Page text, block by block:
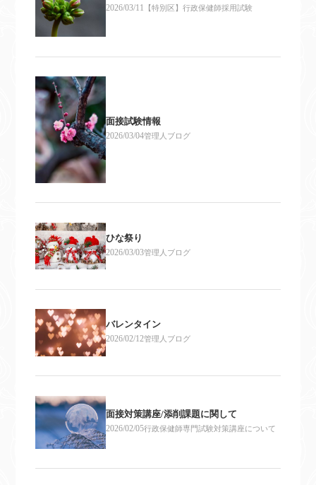
2026/03/11 【特別区】行政保健師採用試験
面接試験情報
2026/03/04管理人ブログ
ひな祭り
2026/03/03管理人ブログ
バレンタイン
2026/02/12管理人ブログ
面接対策講座/添削課題に関して
2026/02/05行政保健師専門試験対策講座について